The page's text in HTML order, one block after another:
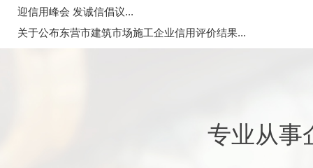
迎信用峰会 发诚信倡议...
关于公布东营市建筑市场施工企业信用评价结果...
专业从事